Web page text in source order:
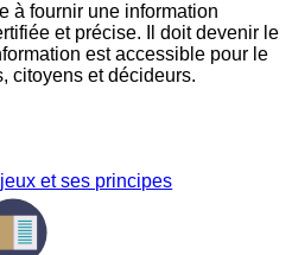
à fournir une information
et précise. Il doit devenir le
est accessible pour le
citoyens et décideurs.
et ses principes